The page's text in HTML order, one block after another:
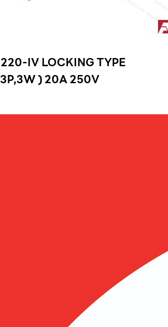
IV LOCKING TYPE
) 20A 250V